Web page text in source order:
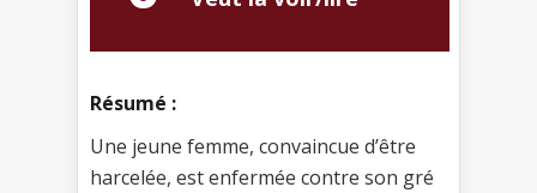
Résumé :
Une jeune femme, convaincue d’être
harcelée, est enfermée contre son gré